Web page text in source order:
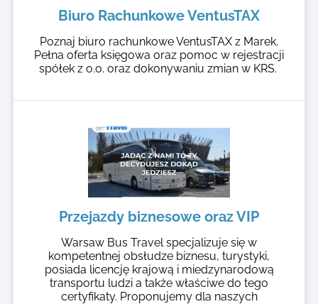
Biuro Rachunkowe VentusTAX
Poznaj biuro rachunkowe VentusTAX z Marek.
Pełna oferta księgowa oraz pomoc w rejestracji
spółek z o.o. oraz dokonywaniu zmian w KRS.
Przejazdy biznesowe oraz VIP
Warsaw Bus Travel specjalizuje się w
kompetentnej obsłudze biznesu, turystyki,
posiada licencję krajową i miedzynarodową
transportu ludzi a także właściwe do tego
certyfikaty. Proponujemy dla naszych